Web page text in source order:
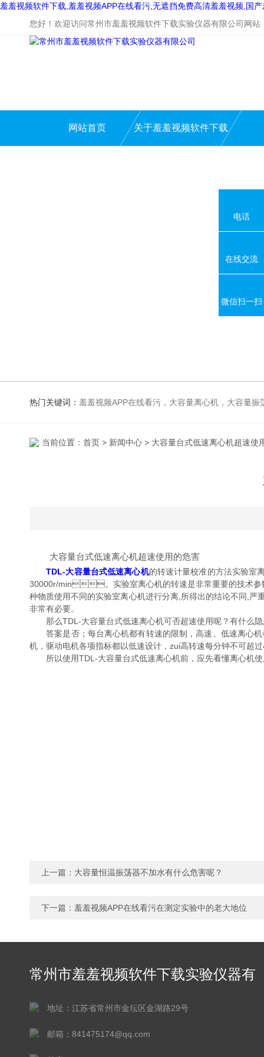
羞羞视频软件下载,羞羞视频APP在线看污,无遮挡免费高清羞羞视频,国
您好！欢迎访问常州市羞羞视频软件下载实验仪器有限公司网站
网站首页 关于羞羞视频软件下载
热门关键词： 羞羞视频APP在线看污，大容量离心机，大容量振荡器，高速冷冻离心机，生化、光照、振荡培养箱，磁力搅拌器
当前位置： 首页 > 新闻中心 > 大容量台式低速离心机超速使
大容量台式低速离心机超速使用的危害
TDL-大容量台式低速离心机的转速计量校准的方法实验室离
30000r/min。实验室离心机的转速是非常重要的技术参数
种物质使用不同的实验室离心机进行分离,所得出的结论不同,严重
非常有必要。
那么TDL-大容量台式低速离心机可否超速使用呢？有什么隐患
答案是否；每台离心机都有转速的限制，高速、低速离
机，驱动电机各项指标都以低速设计，zui高转速每分钟不可超过
所以使用TDL-大容量台式低速离心机前，应先看懂离心机使用
上一篇： 大容量恒温振荡器不加水有什么危害呢？
下一篇： 羞羞视频APP在线看污在测定实验中的老大地位
常州市羞羞视频软件下载实验仪器有
地址：江苏省常州市金坛区金湖路29号
邮箱：841475174@qq.com
电话
在线交流
微信扫一扫